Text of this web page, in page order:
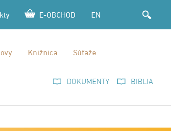
DOKUMENTY BIBLIA
Knižnica Súťaže
E-OBCHOD EN